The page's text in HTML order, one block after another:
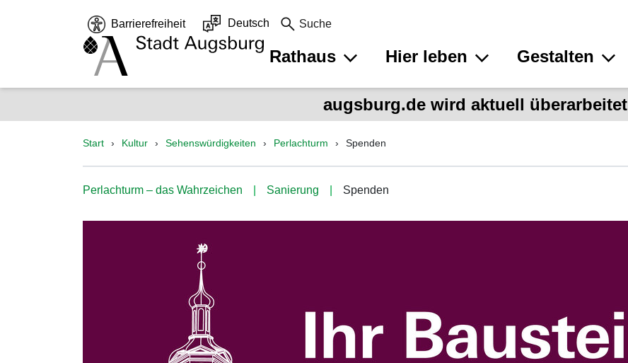
Barrierefreiheit Deutsch Suche
Rathaus Hier leben Gestalten
augsburg.de wird aktuell überarbeitet
Start Kultur Sehenswürdigkeiten Perlachturm Spenden
Perlachturm – das Wahrzeichen Sanierung Spenden